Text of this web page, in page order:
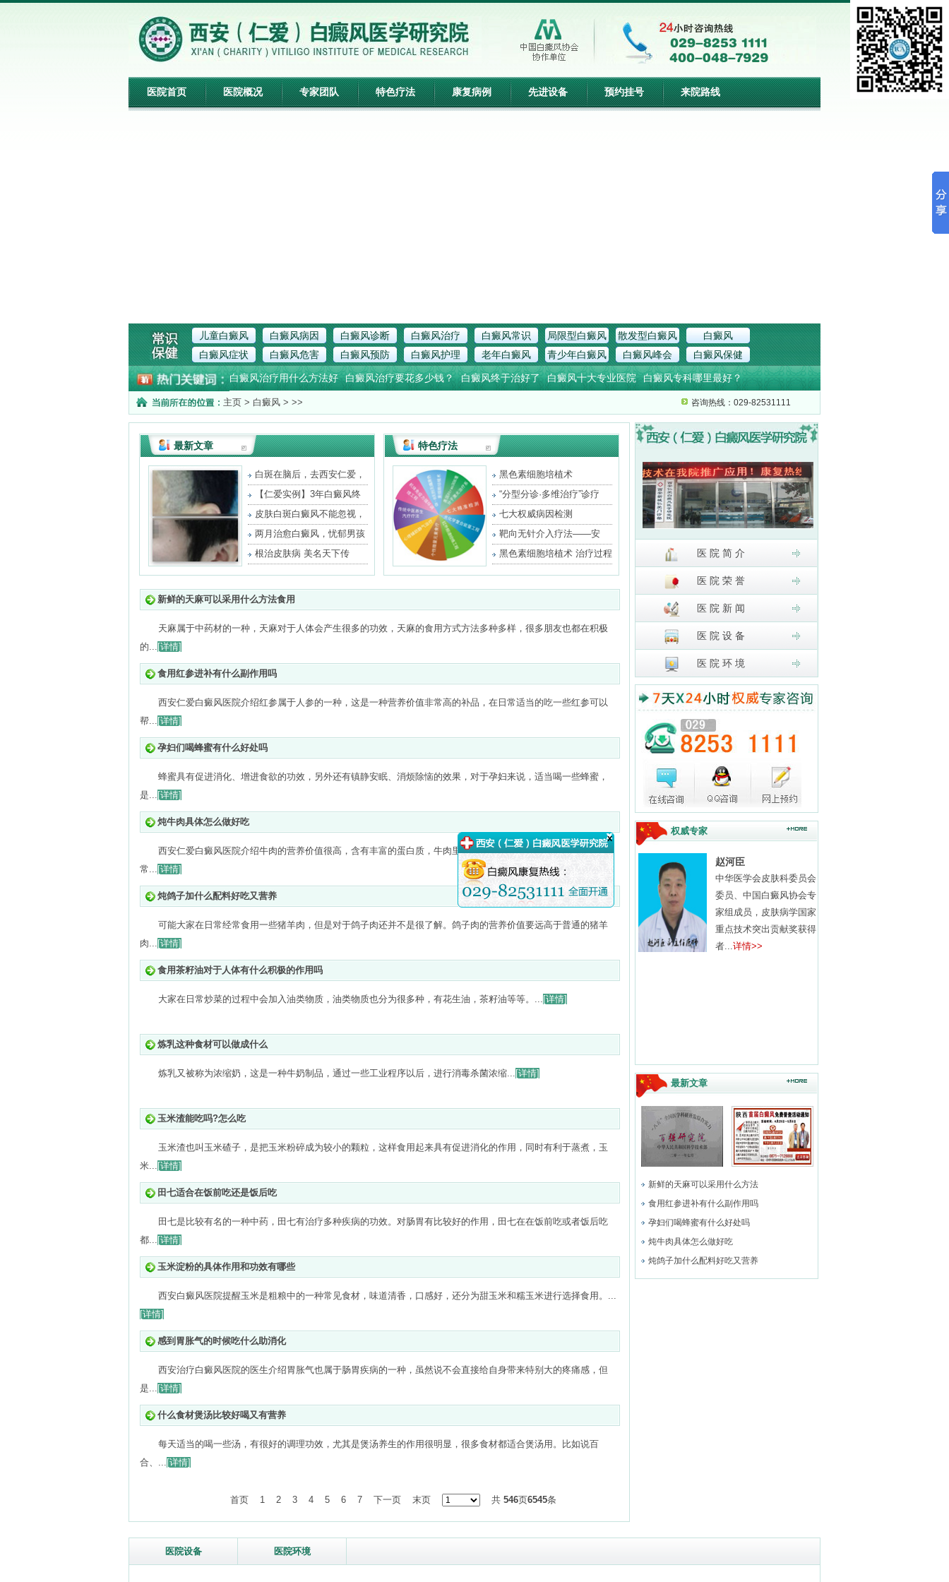
医院首页 医院概况 专家团队 特色疗法 康复病例 先进设备 预约挂号 来院路线
儿童白癜风 白癜风病因 白癜风诊断 白癜风治疗 白癜风常识 局限型白癜风 散发型白癜风
白癜风
白癜风症状
白癜风危害 白癜风预防 白癜风护理 老年白癜风 青少年白癜风 白癜风峰会 白癜风保健
白癜风治疗用什么方法好 白癜风治疗要花多少钱？ 白癜风终于治好了 白癜风十大专业医院 白癜风专科哪里最好？
主页 > 白癜风 > >> 咨询热线：029-82531111
最新文章
白斑在脑后，去西安仁爱，
将
【仁爱实例】3年白癜风终
治皮肤白斑白癜风不能忽视，
很两月治愈白癜风，忧郁男孩
重根治皮肤病 美名天下传
特色疗法
黑色素细胞培植术
“分型分诊·多维治疗”诊疗
七大权威病因检测
靶向无针介入疗法——安
全、
黑色素细胞培植术 治疗过程
新鲜的天麻可以采用什么方法食用
天麻属于中药材的一种，天麻对于人体会产生很多的功效，天麻的食用方式方法多种多样，很多朋友也都在积极
的... [详情]
食用红参进补有什么副作用吗
西安仁爱白癜风医院介绍红参属于人参的一种，这是一种营养价值非常高的补品，在日常适当的吃一些红参可以
帮... [详情]
孕妇们喝蜂蜜有什么好处吗
蜂蜜具有促进消化、增进食欲的功效，另外还有镇静安眠、消烦除恼的效果，对于孕妇来说，适当喝一些蜂蜜，
是... [详情]
炖牛肉具体怎么做好吃
西安仁爱白癜风医院介绍牛肉的营养价值很高，含有丰富的蛋白质，牛肉里面的氨基酸的组成和人体的氨基酸非
常... [详情]
炖鸽子加什么配料好吃又营养
可能大家在日常经常食用一些猪羊肉，但是对于鸽子肉还并不是很了解。鸽子肉的营养价值要远高于普通的猪羊
肉... [详情]
食用茶籽油对于人体有什么积极的作用吗
大家在日常炒菜的过程中会加入油类物质，油类物质也分为很多种，有花生油，茶籽油等等。... [详情]
炼乳这种食材可以做成什么
炼乳又被称为浓缩奶，这是一种牛奶制品，通过一些工业程序以后，进行消毒杀菌浓缩... [详情]
玉米渣能吃吗?怎么吃
玉米渣也叫玉米碴子，是把玉米粉碎成为较小的颗粒，这样食用起来具有促进消化的作用，同时有利于蒸煮，玉
米... [详情]
田七适合在饭前吃还是饭后吃
田七是比较有名的一种中药，田七有治疗多种疾病的功效。对肠胃有比较好的作用，田七在在饭前吃或者饭后吃
都... [详情]
玉米淀粉的具体作用和功效有哪些
西安白癜风医院提醒玉米是粗粮中的一种常见食材，味道清香，口感好，还分为甜玉米和糯玉米进行选择食用。...
[详情]
感到胃胀气的时候吃什么助消化
西安治疗白癜风医院的医生介绍胃胀气也属于肠胃疾病的一种，虽然说不会直接给自身带来特别大的疼痛感，但
是... [详情]
什么食材煲汤比较好喝又有营养
每天适当的喝一些汤，有很好的调理功效，尤其是煲汤养生的作用很明显，很多食材都适合煲汤用。比如说百
合、... [详情]
首页 1 2 3 4 5 6 7 下一页 末页 共 546页6545条
医 院 简 介
医 院 荣 誉
医 院 新 闻
医 院 设 备
医 院 环 境
权威专家
赵河臣
中华医学会皮肤科委员会
委员、中国白癜风协会专
家组成员，皮肤病学国家
重点技术突出贡献奖获得
者...详情>>
最新文章
新鲜的天麻可以采用什么方法
食用红参进补有什么副作用吗
孕妇们喝蜂蜜有什么好处吗
炖牛肉具体怎么做好吃
炖鸽子加什么配料好吃又营养
医院设备 医院环境
x